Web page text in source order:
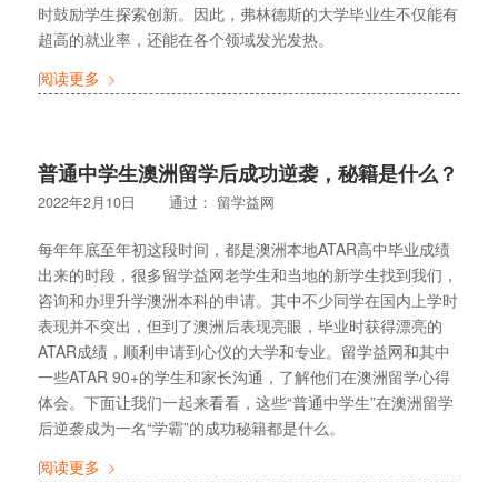
时鼓励学生探索创新。因此，弗林德斯的大学毕业生不仅能有
超高的就业率，还能在各个领域发光发热。
阅读更多
普通中学生澳洲留学后成功逆袭，秘籍是什么？
2022年2月10日 通过： 留学益网
每年年底至年初这段时间，都是澳洲本地ATAR高中毕业成绩
出来的时段，很多留学益网老学生和当地的新学生找到我们，
咨询和办理升学澳洲本科的申请。其中不少同学在国内上学时
表现并不突出，但到了澳洲后表现亮眼，毕业时获得漂亮的
ATAR成绩，顺利申请到心仪的大学和专业。留学益网和其中
一些ATAR 90+的学生和家长沟通，了解他们在澳洲留学心得
体会。下面让我们一起来看看，这些“普通中学生”在澳洲留学
后逆袭成为一名“学霸”的成功秘籍都是什么。
阅读更多